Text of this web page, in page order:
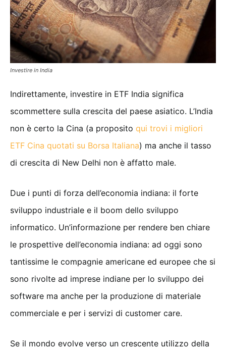
Investire in India
Indirettamente, investire in ETF India significa
scommettere sulla crescita del paese asiatico. L’India
non è certo la Cina (a proposito qui trovi i migliori
ETF Cina quotati su Borsa Italiana) ma anche il tasso
di crescita di New Delhi non è affatto male.
Due i punti di forza dell’economia indiana: il forte
sviluppo industriale e il boom dello sviluppo
informatico. Un’informazione per rendere ben chiare
le prospettive dell’economia indiana: ad oggi sono
tantissime le compagnie americane ed europee che si
sono rivolte ad imprese indiane per lo sviluppo dei
software ma anche per la produzione di materiale
commerciale e per i servizi di customer care.
Se il mondo evolve verso un crescente utilizzo della